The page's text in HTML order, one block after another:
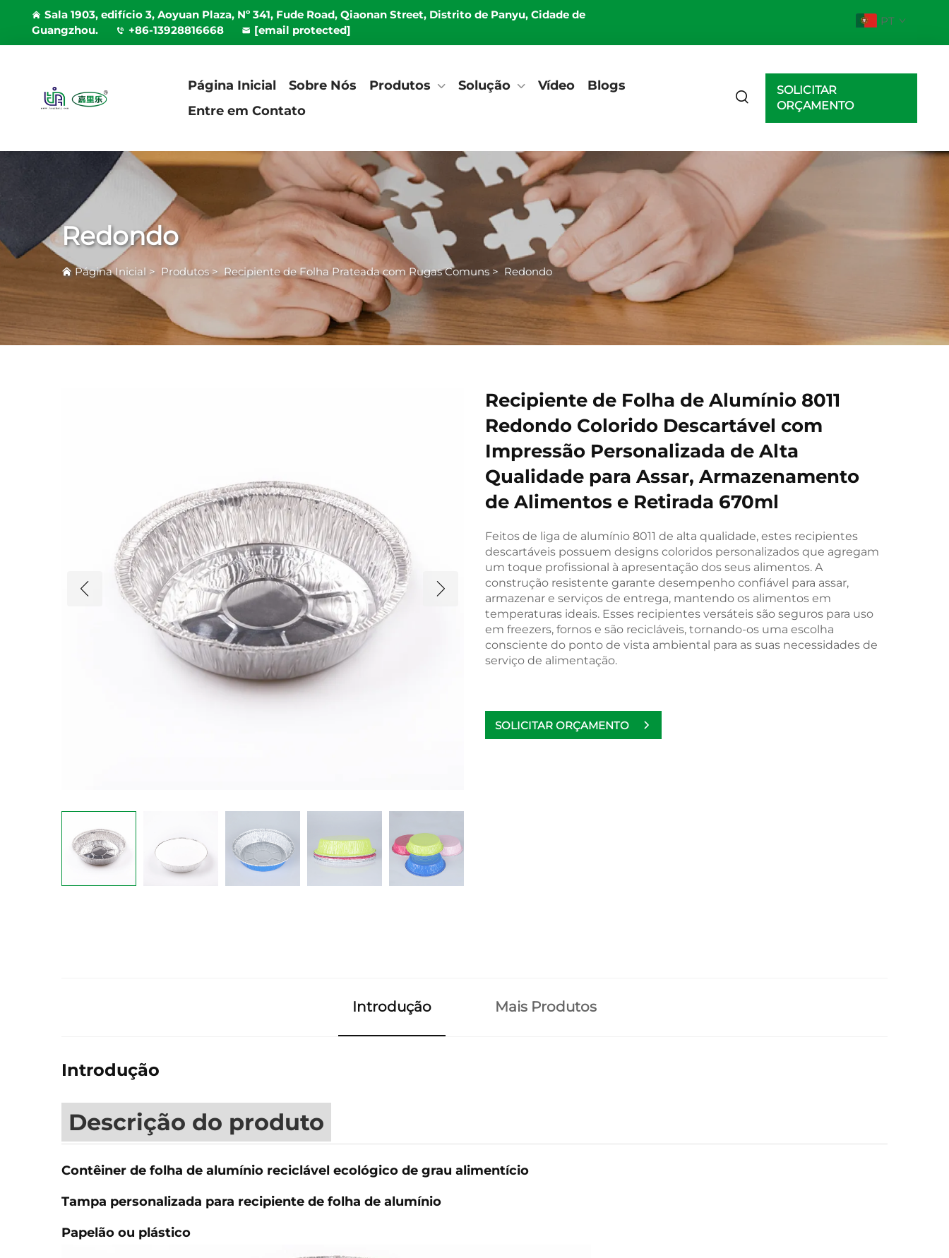
Sala 1903, edifício 3, Aoyuan Plaza, Nº 341, Fude Road, Qiaonan Street, Distrito de Panyu, Cidade de
Guangzhou.
+86-13928816668 [email protected]
PT
Página Inicial Sobre Nós Produtos Solução Vídeo
Blogs
Entre em Contato
SOLICITAR
ORÇAMENTO
Redondo
Página Inicial > Produtos> Recipiente de Folha Prateada com Rugas Comuns > Redondo
Recipiente de Folha de Alumínio 8011
Redondo Colorido Descartável com
Impressão Personalizada de Alta
Qualidade para Assar, Armazenamento
de Alimentos e Retirada 670ml
Feitos de liga de alumínio 8011 de alta qualidade, estes recipientes
descartáveis possuem designs coloridos personalizados que agregam
um toque profissional à apresentação dos seus alimentos. A
construção resistente garante desempenho confiável para assar,
armazenar e serviços de entrega, mantendo os alimentos em
temperaturas ideais. Esses recipientes versáteis são seguros para uso
em freezers, fornos e são recicláveis, tornando-os uma escolha
consciente do ponto de vista ambiental para as suas necessidades de
serviço de alimentação.
SOLICITAR ORÇAMENTO
Introdução Mais Produtos
Introdução
Descrição do produto
Contêiner de folha de alumínio reciclável ecológico de grau alimentício
Tampa personalizada para recipiente de folha de alumínio
Papelão ou plástico